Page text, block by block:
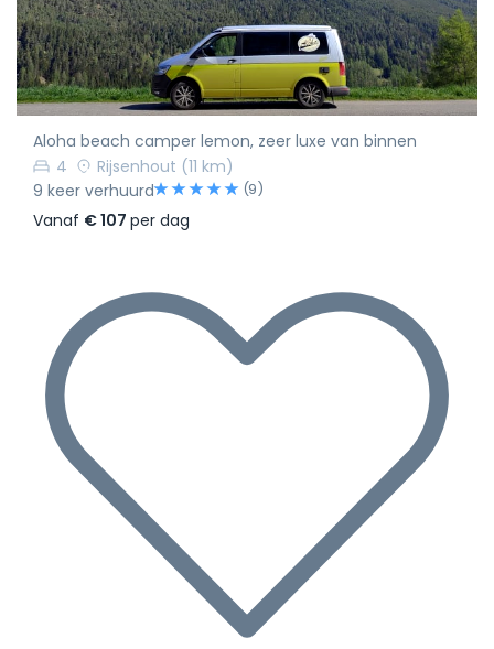
Aloha beach camper lemon, zeer luxe van binnen
4
Rijsenhout (11 km)
9 keer verhuurd
(9)
Vanaf € 107 per dag